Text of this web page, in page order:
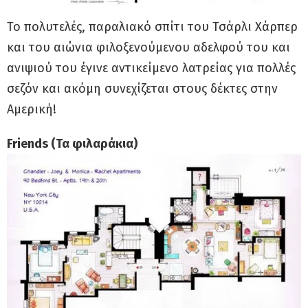
Το πολυτελές, παραλιακό σπίτι του Τσάρλι Χάρπερ
και του αιώνια φιλοξενούμενου αδελφού του και
ανιψιού του έγινε αντικείμενο λατρείας για πολλές
σεζόν και ακόμη συνεχίζεται στους δέκτες στην
Αμερική!
Friends (Τα φιλαράκια)